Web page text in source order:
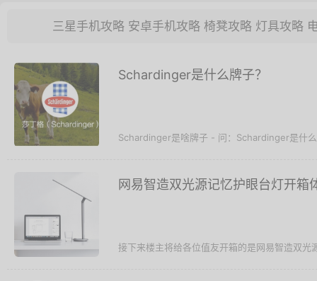
三星手机攻略 安卓手机攻略 椅凳攻略 灯具攻略
Schardinger是什么牌子？
Schardinger是啥牌子 - 问：Schardinger是什
网易智造双光源记忆护眼台灯开箱
接下来楼主将给各位值友开箱的是网易智造双